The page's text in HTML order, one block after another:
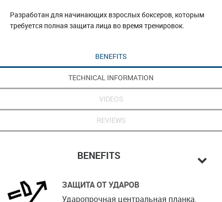
Разработан для начинающих взрослых боксеров, которым
требуется полная защита лица во время тренировок.
BENEFITS
TECHNICAL INFORMATION
VIDEOS
REVIEWS
BENEFITS
ЗАЩИТА ОТ УДАРОВ
Ударопрочная центральная планка.